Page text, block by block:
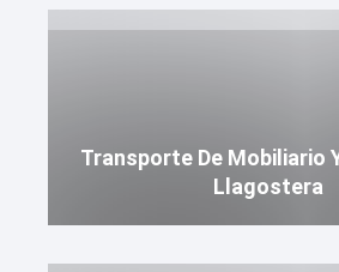
Transporte De Mobiliario
Llagostera